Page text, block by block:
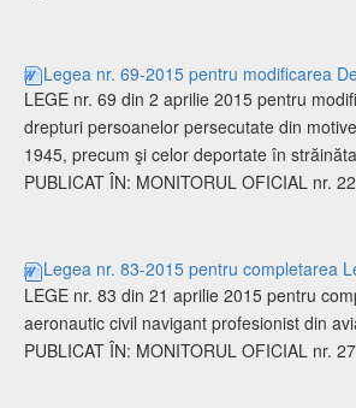
Legea nr. 69-2015 pentru modificarea
LEGE nr. 69 din 2 aprilie 2015 pentru
drepturi persoanelor persecutate din
1945, precum şi celor deportate în
PUBLICAT ÎN: MONITORUL OFICIAL nr.
Legea nr. 83-2015 pentru completarea
LEGE nr. 83 din 21 aprilie 2015 pentru
aeronautic civil navigant profesionist din
PUBLICAT ÎN: MONITORUL OFICIAL nr.